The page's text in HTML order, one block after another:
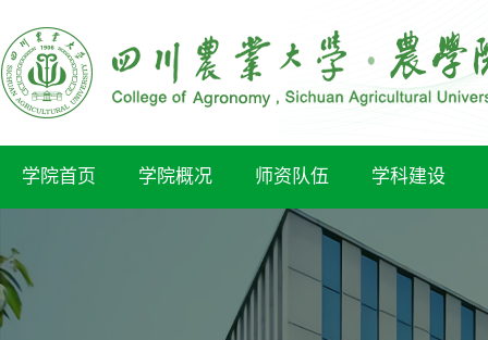
学院首页 学院概况 师资队伍 学科建设